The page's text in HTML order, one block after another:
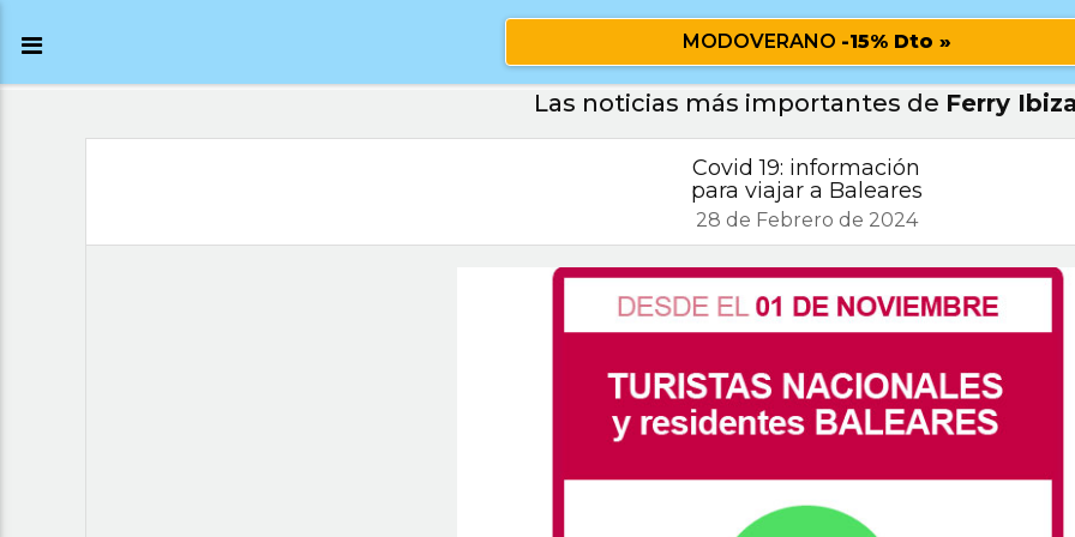
MODOVERANO -15% Dto »
Las noticias más importantes de Ferry
Covid 19: información
para viajar a Baleares
28 de Febrero de 2024